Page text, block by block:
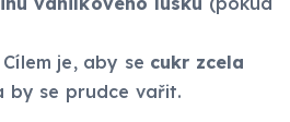
je, aby se cukr zcela
by se prudce vařit.